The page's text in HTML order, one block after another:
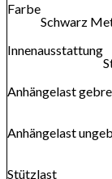
Farbe
Schwarz
Innenausstattung
Anhängelast
Anhängelast
Stützlast